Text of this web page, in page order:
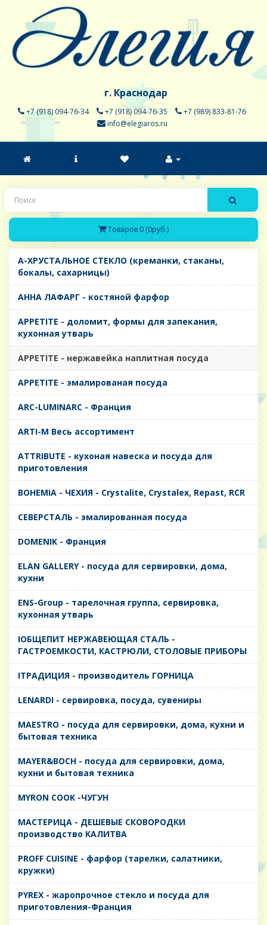
г. Краснодар
+7 (918) 094-76-34 +7 (918) 094-76-35
+7 (989) 833-81-76
info@elegiaros.ru
Товаров 0 (0руб.)
A-ХРУСТАЛЬНОЕ СТЕКЛО (креманки, стаканы,
бокалы, сахарницы)
AHHA ЛАФАРГ - костяной фарфор
APPETITE - доломит, формы для запекания,
кухонная утварь
APPETITE - нержавейка наплитная посуда
APPETITE - эмалированая посуда
ARC-LUMINARC - Франция
ARTI-M Весь ассортимент
ATTRIBUTE - кухоная навеска и посуда для
приготовления
BOHEMIA - ЧЕХИЯ - Crystalite, Crystalex, Repast, RCR
CЕВЕРСТАЛЬ - эмалированная посуда
DOMENIK - Франция
ELAN GALLERY - посуда для сервировки, дома,
кухни
ENS-Group - тарелочная группа, сервировка,
кухонная утварь
IОБЩЕПИТ НЕРЖАВЕЮЩАЯ СТАЛЬ -
ГАСТРОЕМКОСТИ, КАСТРЮЛИ, СТОЛОВЫЕ ПРИБОРЫ
IТРАДИЦИЯ - производитель ГОРНИЦА
LENARDI - сервировка, посуда, сувениры
MAESTRO - посуда для сервировки, дома, кухни и
бытовая техника
MAYER&BOCH - посуда для сервировки, дома,
кухни и бытовая техника
MYRON COOK -ЧУГУН
MАСТЕРИЦА - ДЕШЕВЫЕ СКОВОРОДКИ
производство КАЛИТВА
PROFF CUISINE - фарфор (тарелки, салатники,
кружки)
PYREX - жаропрочное стекло и посуда для
приготовления-Франция